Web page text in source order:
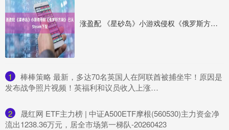
涨盈配 《星砂岛》小游戏侵权《俄罗斯方块》 已从Steam下架
1
​棒棒策略 最新，多达70名英国人在阿联酋被捕坐牢！原因是
发布战争照片视频！英福利和议员收入上涨…
2
​晟红网 ETF主力榜 | 中证A500ETF摩根(560530)主力资金净
流出1238.36万元，居全市场第一梯队-20260423